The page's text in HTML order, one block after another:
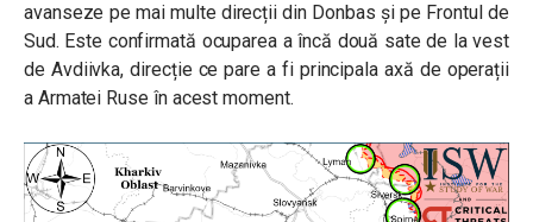
avanseze pe mai multe direcții din Donbas și pe Frontul de
Sud. Este confirmată ocuparea a încă două sate de la vest
de Avdiivka, direcție ce pare a fi principala axă de operații
a Armatei Ruse în acest moment.